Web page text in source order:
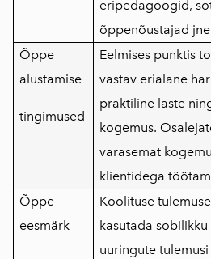
eripedagoogid,
õppenõustajad
Õppe
alustamise
tingimused
Eelmises punktis
vastav erialane
praktiline laste
kogemus.
varasemat
klientidega
Õppe
eesmärk
Koolituse
kasutada
uuringute